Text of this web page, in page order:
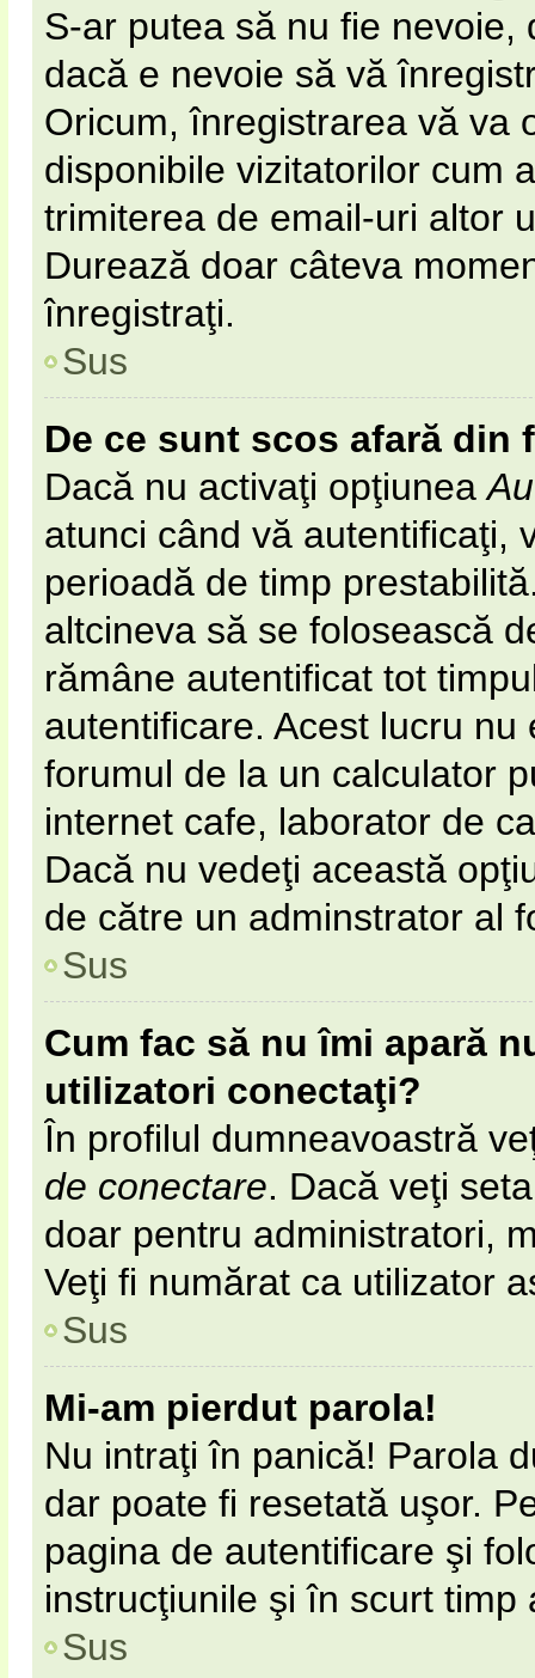
S-ar putea să nu fie
dacă e nevoie să vă
Oricum, înregistrarea vă va
disponibile vizitatorilor cum
trimiterea de email-uri altor
Durează doar câteva
înregistraţi.
Sus
De ce sunt scos afară din
Dacă nu activaţi opţiunea
atunci când vă autentificaţi,
perioadă de timp
altcineva să se folosească
rămâne autentificat tot
autentificare. Acest lucru
forumul de la un calculator
internet cafe, laborator de
Dacă nu vedeţi această
de către un adminstrator al
Sus
Cum fac să nu îmi apară
utilizatori conectaţi?
În profilul dumneavoastră
de conectare. Dacă veţi
doar pentru administratori,
Veţi fi numărat ca utilizator
Sus
Mi-am pierdut parola!
Nu intraţi în panică! Parola
dar poate fi resetată uşor.
pagina de autentificare şi
instrucţiunile şi în scurt
Sus